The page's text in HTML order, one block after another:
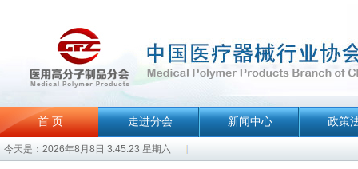
首 页
今天是：2026年8月8日 3:45:23 星期六
走进分会 新闻中心 政策